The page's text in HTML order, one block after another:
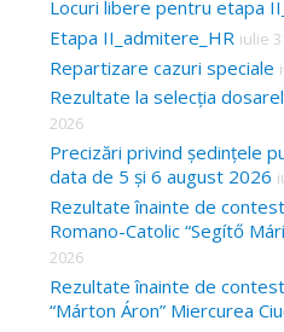
Locuri libere pentru etapa
Etapa II_admitere_HR iulie
Repartizare cazuri speciale
Rezultate la selecția
2026
Precizări privind ședințele
data de 5 și 6 august 2026
Rezultate înainte de
Romano-Catolic “Segítő
2026
Rezultate înainte de
“Márton Áron” Miercurea